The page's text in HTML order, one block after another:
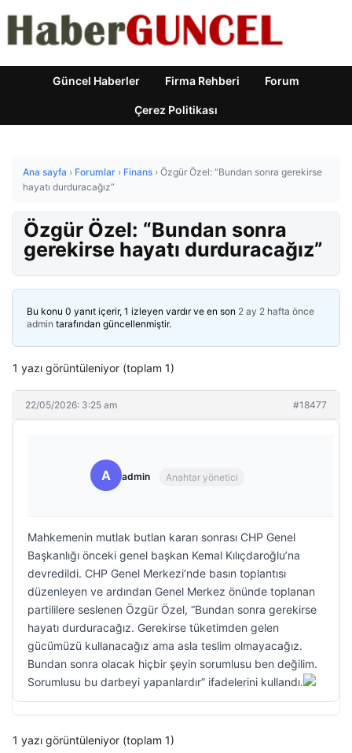
Güncel Haberler Firma Rehberi Forum
Çerez Politikası
Ana sayfa › Forumlar › Finans › Özgür Özel: “Bundan sonra gerekirse
hayatı durduracağız”
Özgür Özel: “Bundan sonra
gerekirse hayatı durduracağız”
Bu konu 0 yanıt içerir, 1 izleyen vardır ve en son 2 ay 2 hafta önce
admin tarafından güncellenmiştir.
1 yazı görüntüleniyor (toplam 1)
22/05/2026: 3:25 am #18477
A admin Anahtar yönetici
Mahkemenin mutlak butlan kararı sonrası CHP Genel
Başkanlığı önceki genel başkan Kemal Kılıçdaroğlu’na
devredildi. CHP Genel Merkezi’nde basın toplantısı
düzenleyen ve ardından Genel Merkez önünde toplanan
partililere seslenen Özgür Özel, “Bundan sonra gerekirse
hayatı durduracağız. Gerekirse tüketimden gelen
gücümüzü kullanacağız ama asla teslim olmayacağız.
Bundan sonra olacak hiçbir şeyin sorumlusu ben değilim.
Sorumlusu bu darbeyi yapanlardır” ifadelerini kullandı.
1 yazı görüntüleniyor (toplam 1)